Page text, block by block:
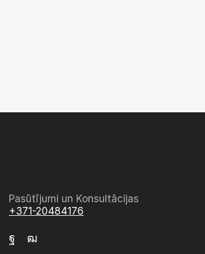
Pasūtījumi un Konsultācijas
+371-20484176